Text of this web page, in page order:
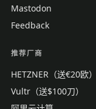
Mastodon
Feedback
推荐厂商
HETZNER（送€20欧）
Vultr（送$100刀）